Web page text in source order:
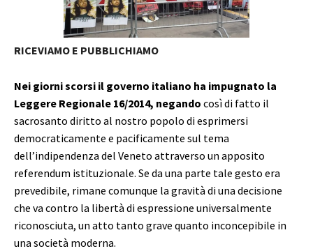
RICEVIAMO E PUBBLICHIAMO
Nei giorni scorsi il governo italiano ha impugnato la
Leggere Regionale 16/2014, negando così di fatto il
sacrosanto diritto al nostro popolo di esprimersi
democraticamente e pacificamente sul tema
dell’indipendenza del Veneto attraverso un apposito
referendum istituzionale. Se da una parte tale gesto era
prevedibile, rimane comunque la gravità di una decisione
che va contro la libertà di espressione universalmente
riconosciuta, un atto tanto grave quanto inconcepibile in
una società moderna.